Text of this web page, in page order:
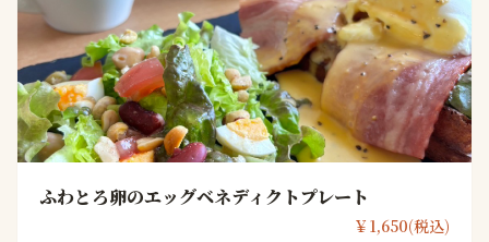
ふわとろ卵のエッグベネディクトプレート
￥1,650(税込)